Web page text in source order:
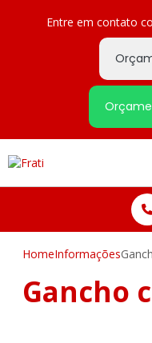
Entre em contato
HomeInformações
Gancho